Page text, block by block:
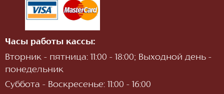
Часы работы кассы:
Вторник - пятница: 11:00 - 18:00; Выходной день -
понедельник
Суббота - Воскресенье: 11:00 - 16:00